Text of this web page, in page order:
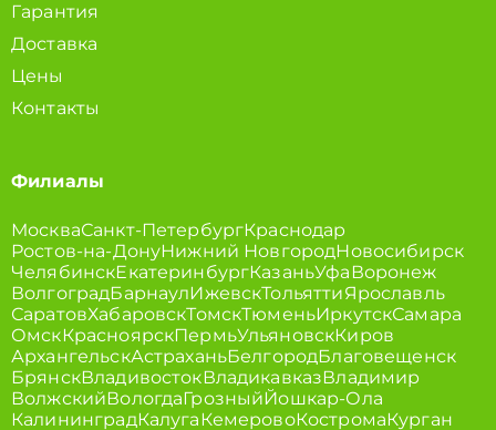
Гарантия
Доставка
Цены
Контакты
Филиалы
МоскваСанкт-ПетербургКраснодар
Ростов-на-ДонуНижний НовгородНовосибирск
ЧелябинскЕкатеринбургКазаньУфаВоронеж
ВолгоградБарнаулИжевскТольяттиЯрославль
СаратовХабаровскТомскТюменьИркутскСамара
ОмскКрасноярскПермьУльяновскКиров
АрхангельскАстраханьБелгородБлаговещенск
БрянскВладивостокВладикавказВладимир
ВолжскийВологдаГрозныйЙошкар-Ола
КалининградКалугаКемеровоКостромаКурган